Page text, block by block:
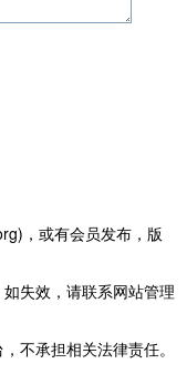
，或有会员发布，版
失效，请联系网站管理
不承担相关法律责任。